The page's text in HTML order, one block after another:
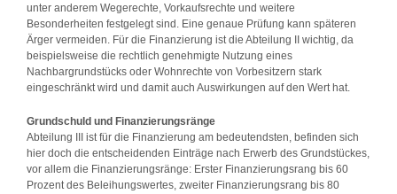
unter anderem Wegerechte, Vorkaufsrechte und weitere
Besonderheiten festgelegt sind. Eine genaue Prüfung kann späteren
Ärger vermeiden. Für die Finanzierung ist die Abteilung II wichtig, da
beispielsweise die rechtlich genehmigte Nutzung eines
Nachbargrundstücks oder Wohnrechte von Vorbesitzern stark
eingeschränkt wird und damit auch Auswirkungen auf den Wert hat.
Grundschuld und Finanzierungsränge
Abteilung III ist für die Finanzierung am bedeutendsten, befinden sich
hier doch die entscheidenden Einträge nach Erwerb des Grundstückes,
vor allem die Finanzierungsränge: Erster Finanzierungsrang bis 60
Prozent des Beleihungswertes, zweiter Finanzierungsrang bis 80